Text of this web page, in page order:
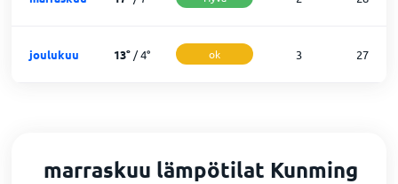
joulukuu 13°/4° ok 3 27
marraskuu lämpötilat Kunming